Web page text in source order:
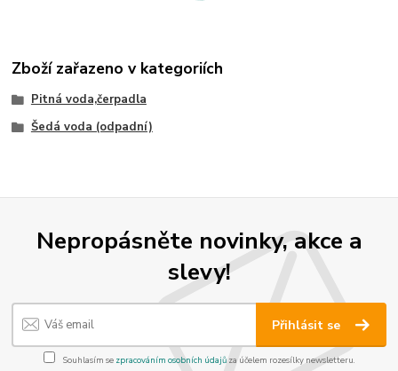
Zboží zařazeno v kategoriích
Pitná voda,čerpadla
Šedá voda (odpadní)
Nepropásněte novinky, akce a
slevy!
Přihlásit se
Souhlasím se zpracováním osobních údajůza účelem rozesílky newsletteru.